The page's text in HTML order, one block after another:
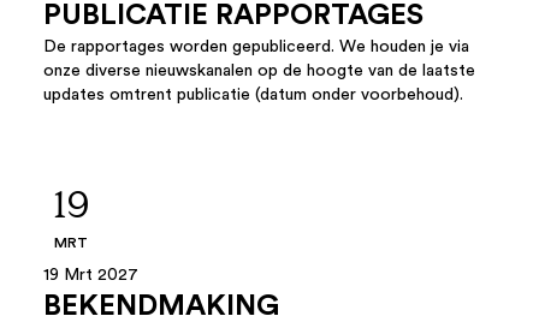
PUBLICATIE RAPPORTAGES
De rapportages worden gepubliceerd. We houden je via
onze diverse nieuwskanalen op de hoogte van de laatste
updates omtrent publicatie (datum onder voorbehoud).
19
MRT
19 Mrt 2027
BEKENDMAKING